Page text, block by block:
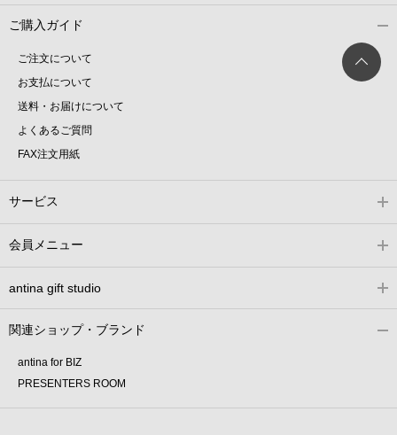
ご購入ガイド
ご注文について
お支払について
送料・お届けについて
よくあるご質問
FAX注文用紙
サービス
会員メニュー
antina gift studio
関連ショップ・ブランド
antina for BIZ
PRESENTERS ROOM